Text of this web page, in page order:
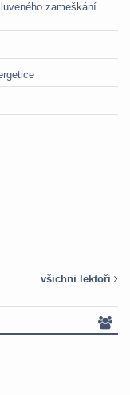
zameškání
všichni lektoři